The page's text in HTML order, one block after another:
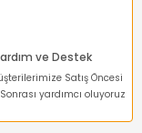
ve Destek
Satış Öncesi
yardımcı oluyoruz